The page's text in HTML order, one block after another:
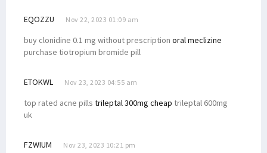
EQOZZU Nov 22, 2023 01:09 am
buy clonidine 0.1 mg without prescription oral meclizine
purchase tiotropium bromide pill
ETOKWL Nov 23, 2023 04:55 am
top rated acne pills trileptal 300mg cheap trileptal 600mg
uk
FZWIUM Nov 23, 2023 10:21 pm